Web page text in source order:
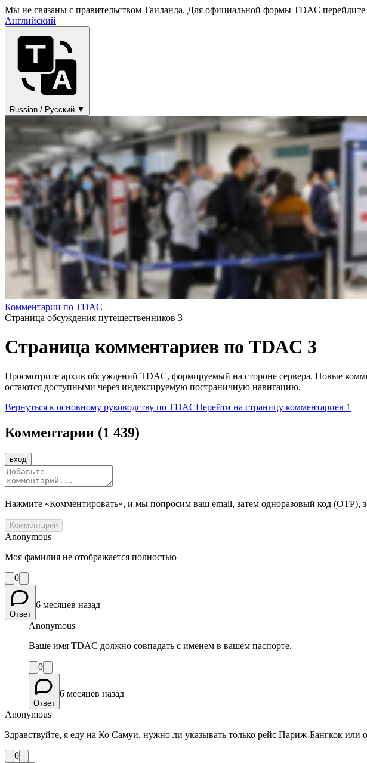
Мы не связаны с правительством Таиланда. Для официальной формы TDAC перейдите
Английский
Russian / Русский ▼
Комментарии по TDAC
Страница обсуждения путешественников 3
Страница комментариев по TDAC 3
Просмотрите архив обсуждений TDAC, формируемый на стороне сервера. Новые
остаются доступными через индексируемую постраничную навигацию.
Вернуться к основному руководству по TDACПерейти на страницу комментариев 1
Комментарии (1 439)
вход
Нажмите «Комментировать», и мы попросим ваш email, затем одноразовый код (OTP),
Комментарий
Anonymous
Моя фамилия не отображается полностью
0
Ответ
6 месяцев назад
Anonymous
Ваше имя TDAC должно совпадать с именем в вашем паспорте.
0
Ответ
6 месяцев назад
Anonymous
Здравствуйте, я еду на Ко Самуи, нужно ли указывать только рейс Париж-Бангкок
0